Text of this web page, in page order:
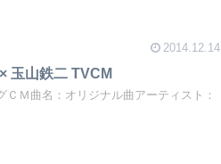
2014.12.14
玉山鉄二 TVCM
Ｍ曲名：オリジナル曲アーティスト：